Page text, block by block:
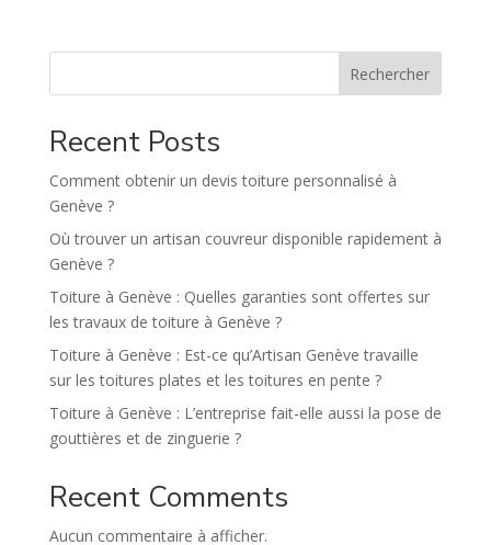
i
e
:
Rechercher
Recent Posts
Comment obtenir un devis toiture personnalisé à
Genève ?
Où trouver un artisan couvreur disponible rapidement à
Genève ?
Toiture à Genève : Quelles garanties sont offertes sur
les travaux de toiture à Genève ?
Toiture à Genève : Est-ce qu’Artisan Genève travaille
sur les toitures plates et les toitures en pente ?
Toiture à Genève : L’entreprise fait-elle aussi la pose de
gouttières et de zinguerie ?
Recent Comments
Aucun commentaire à afficher.